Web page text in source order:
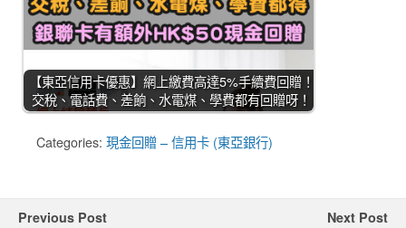
【東亞信用卡優惠】網上繳費高達5%手續費回贈！
交稅、電話費、差餉、水電煤、學費都有回贈呀！
Categories: 現金回贈 – 信用卡 (東亞銀行)
Previous Post Next Post